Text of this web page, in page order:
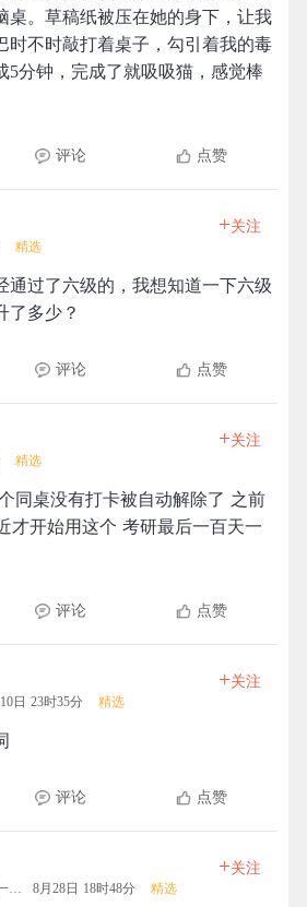
桌。草稿纸被压在她的身下，让我
时不时敲打着桌子，勾引着我的毒
5分钟，完成了就吸吸猫，感觉棒
评论 点赞
精选
+关注
通过了六级的，我想知道一下六级
了多少？
评论 点赞
精选
+关注
同桌没有打卡被自动解除了 之前
才开始用这个 考研最后一百天一
评论 点赞
日 23时35分 精选
+关注
评论 点赞
每天10分钟一天一清人 8月28日 18时48分 精选
+关注